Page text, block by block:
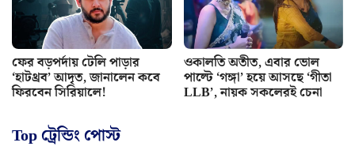
ফের বড়পর্দায় টেলি পাড়ার
‘হাটথ্রব’ আদৃত, জানালেন কবে
ফিরবেন সিরিয়ালে!
ওকালতি অতীত, এবার ভোল
পাল্টে ‘গঙ্গা’ হয়ে আসছে ‘গীতা
LLB’, নায়ক সকলেরই চেনা
Top ট্রেন্ডিং পোস্ট